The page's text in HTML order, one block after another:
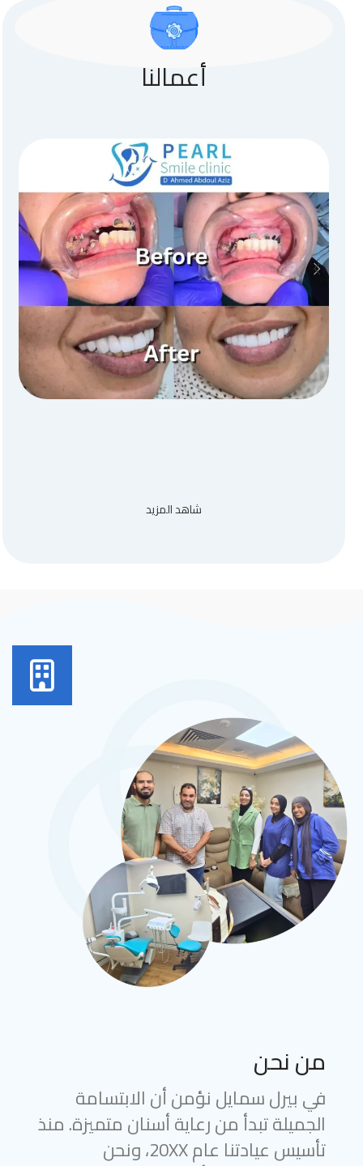
أعمالنا
شاهد المزيد
من نحن
في بيرل سمايل نؤمن أن الابتسامة
الجميلة تبدأ من رعاية أسنان متميزة. منذ
تأسيس عيادتنا عام 20XX، ونحن